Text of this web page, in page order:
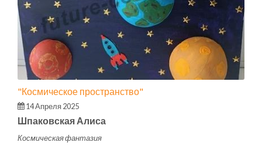
"Космическое пространство"
14 Апреля 2025
Шпаковская Алиса
Космическая фантазия